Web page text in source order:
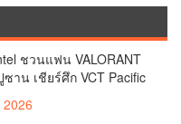
ชวนแฟน VALORANT
าน เชียร์ศึก VCT Pacific
ประเทศเกาหลีใต้ Predator
VALORANT ไทย ลุ้นบิน